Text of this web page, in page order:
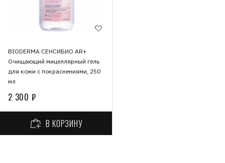
BIODERMA СЕНСИБИО AR+
Очищающий мицеллярный гель
для кожи с покраснениями, 250
мл
2 300 ₽
В КОРЗИНУ